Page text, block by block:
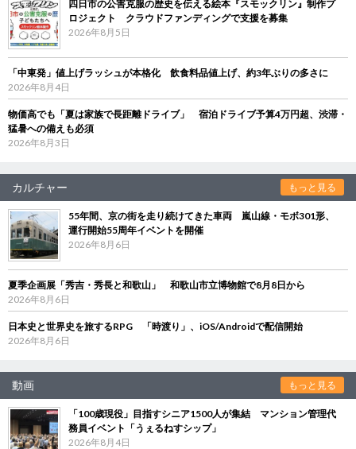
四日市の公害克服の歴史を伝える絵本『スモックリン』制作プ
ロジェクト クラウドファンディングで支援を募集
2026年8月5日
「中東発」値上げラッシュが本格化 飲食料品値上げ、約3年ぶりの多さに
2026年8月4日
物価高でも「夏は家族で長距離ドライブ」 宿泊ドライブ予算4万円超、渋滞・
猛暑への備えも必須
2026年8月3日
カルチャー もっと見る
55年間、京の街を走り続けてきた車両 嵐山線・モボ301形、
運行開始55周年イベントを開催
2026年8月6日
夏季企画展「秀吉・秀長と和歌山」 和歌山市立博物館で8月8日から
2026年8月6日
日本史と世界史を旅するRPG 「時渡り」、iOS/Androidで配信開始
2026年8月6日
動画 もっと見る
「100歳現役」目指すシニア1500人が集結 マンション管理代
務員イベント「うぇるねすシップ」
2026年8月4日